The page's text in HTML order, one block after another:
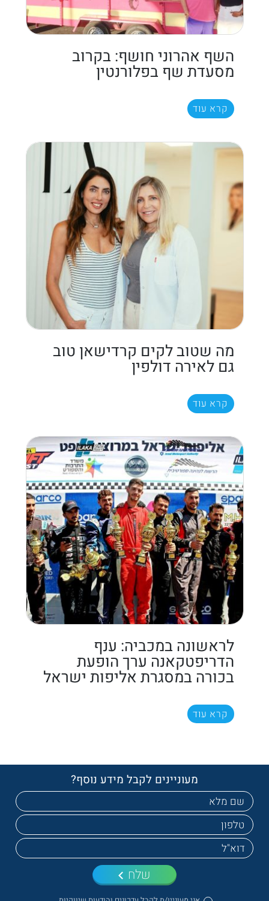
השף אהרוני חושף: בקרוב
מסעדת שף בפלורנטין
קרא עוד
מה שטוב לקים קרדישאן טוב
גם לאירה דולפין
קרא עוד
לראשונה במכביה: ענף
הדריפטקאנה ערך הופעת
בכורה במסגרת אליפות ישראל
קרא עוד
מעוניינים לקבל מידע נוסף?
שלח